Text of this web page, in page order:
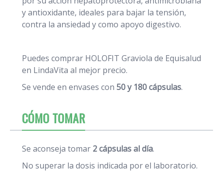
y antioxidante, ideales para bajar la tensión,
contra la ansiedad y como apoyo digestivo.
Puedes comprar HOLOFIT Graviola de Equisalud
en LindaVita al mejor precio.
Se vende en envases con 50 y 180 cápsulas.
CÓMO TOMAR
Se aconseja tomar 2 cápsulas al día.
No superar la dosis indicada por el laboratorio.